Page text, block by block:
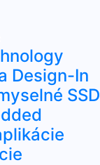
Design-In
SSD